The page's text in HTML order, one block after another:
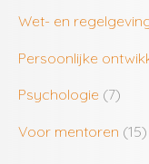
Wet- en
Persoonlijke
Psychologie (7)
Voor mentoren (15)